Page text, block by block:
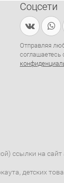
Соцсети
Отправляя
соглашаетесь
ссылки на сайт
детских